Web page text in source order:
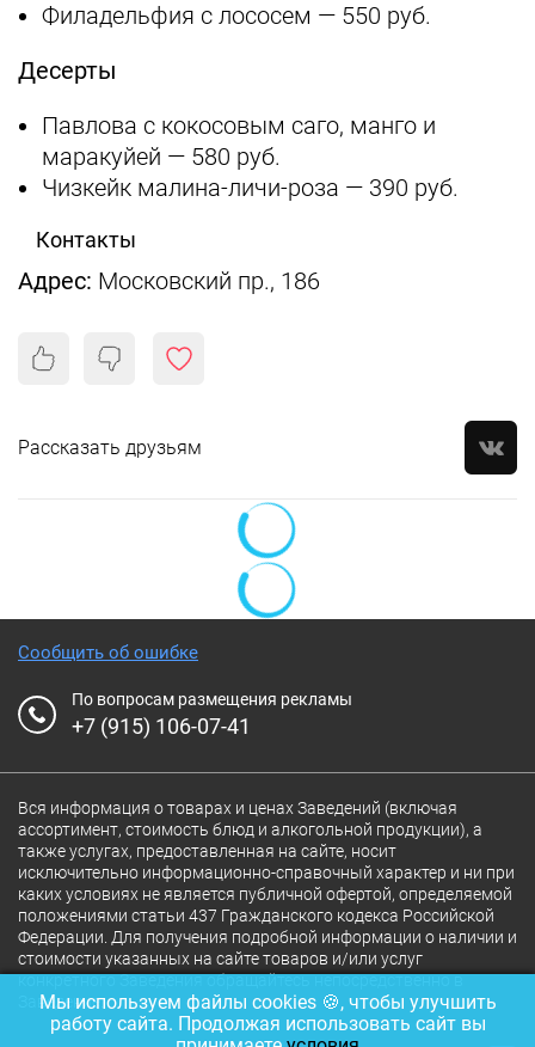
Филадельфия с лососем — 550 руб.
Десерты
Павлова с кокосовым саго, манго и
маракуйей — 580 руб.
Чизкейк малина-личи-роза — 390 руб.
Контакты
Адрес: Московский пр., 186
Рассказать друзьям
Сообщить об ошибке
По вопросам размещения рекламы
+7 (915) 106-07-41
Вся информация о товарах и ценах Заведений (включая
ассортимент, стоимость блюд и алкогольной продукции), а
также услугах, предоставленная на сайте, носит
исключительно информационно-справочный характер и ни при
каких условиях не является публичной офертой, определяемой
положениями статьи 437 Гражданского кодекса Российской
Федерации. Для получения подробной информации о наличии и
стоимости указанных на сайте товаров и/или услуг
конкретного Заведения обращайтесь непосредственно в
Заведение.
Мы используем файлы cookies 🍪, чтобы улучшить
работу сайта. Продолжая использовать сайт вы